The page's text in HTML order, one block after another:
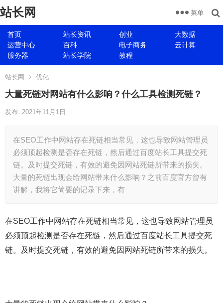
站长网
首页 站长资讯 创业
大数据
运营中心
百科 电子商务
云计算
服务器
站长学院 教程
菜单
站长网 优化
大量死链对网站有什么影响？什么工具检测死链？
发布: 2021年11月1日
在SEO工作中网站存在死链相当常见，这也导致网站管理员
必须顶起检测是否存在死链，然后通过百度站长工具提交死
链。及时提交死链，有效的避免因网站死链所带来的损失。
大量的死链出现会给网站带来什么影响？之前百度官方曾有
讲解，我将它简要的记录下来，有
在SEO工作中网站存在死链相当常见，这也导致网站管理员
必须顶起检测是否存在死链，然后通过百度站长工具提交死
链。及时提交死链，有效的避免因网站死链所带来的损失。